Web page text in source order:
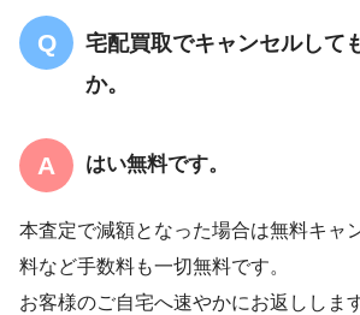
宅配買取でキャンセルして
か。
はい無料です。
本査定で減額となった場合は無料キャ
料など手数料も一切無料です。
お客様のご自宅へ速やかにお返しします